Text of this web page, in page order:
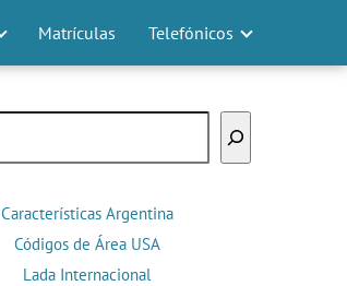
Matrículas Telefónicos
Características Argentina
Códigos de Área USA
Lada Internacional